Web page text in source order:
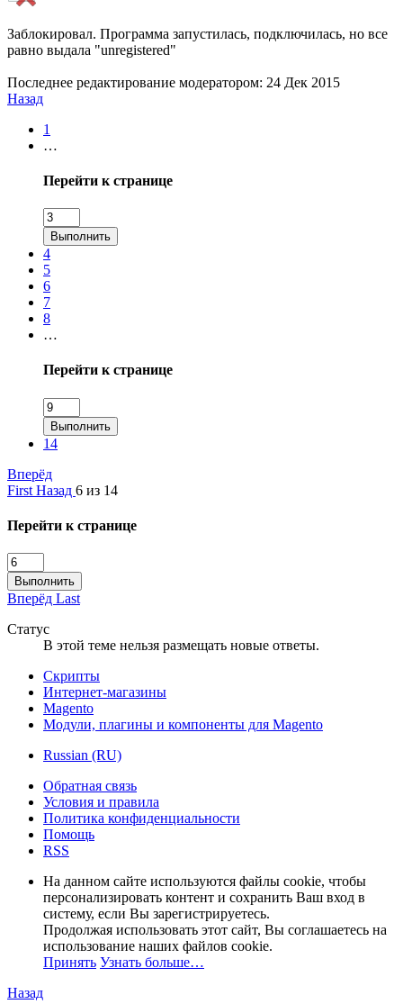
Заблокировал. Программа запустилась, подключилась, но все
равно выдала "unregistered"
Последнее редактирование модератором: 24 Дек 2015
Назад
1
…
Перейти к странице
Выполнить
4
5
6
7
8
…
Перейти к странице
Выполнить
14
Вперёд
First Назад 6 из 14
Перейти к странице
Выполнить
Вперёд Last
Статус
В этой теме нельзя размещать новые ответы.
Скрипты
Интернет-магазины
Magento
Модули, плагины и компоненты для Magento
Russian (RU)
Обратная связь
Условия и правила
Политика конфиденциальности
Помощь
RSS
На данном сайте используются файлы cookie, чтобы
персонализировать контент и сохранить Ваш вход в
систему, если Вы зарегистрируетесь.
Продолжая использовать этот сайт, Вы соглашаетесь на
использование наших файлов cookie.
Принять Узнать больше…
Назад